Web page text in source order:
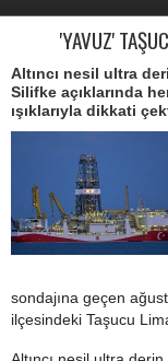
'YAVUZ'
Altıncı nesil ultra
Silifke açıklarında
ışıklarıyla dikkati
sondajına geçen
ilçesindeki Taşucu